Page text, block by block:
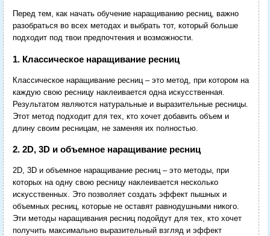
Перед тем, как начать обучение наращиванию ресниц, важно
разобраться во всех методах и выбрать тот, который больше
подходит под твои предпочтения и возможности.
1. Классическое наращивание ресниц
Классическое наращивание ресниц – это метод, при котором на
каждую свою ресницу наклеивается одна искусственная.
Результатом являются натуральные и выразительные ресницы.
Этот метод подходит для тех, кто хочет добавить объем и
длину своим ресницам, не заменяя их полностью.
2. 2D, 3D и объемное наращивание ресниц
2D, 3D и объемное наращивание ресниц – это методы, при
которых на одну свою ресницу наклеивается несколько
искусственных. Это позволяет создать эффект пышных и
объемных ресниц, которые не оставят равнодушными никого.
Эти методы наращивания ресниц подойдут для тех, кто хочет
получить максимально выразительный взгляд и эффект